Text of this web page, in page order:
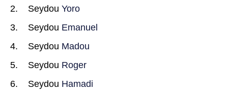
Seydou Yoro
Seydou Emanuel
Seydou Madou
Seydou Roger
Seydou Hamadi